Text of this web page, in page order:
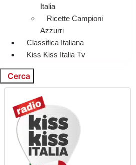
Italia
Ricette Campioni
Azzurri
Classifica Italiana
Kiss Kiss Italia Tv
Cerca